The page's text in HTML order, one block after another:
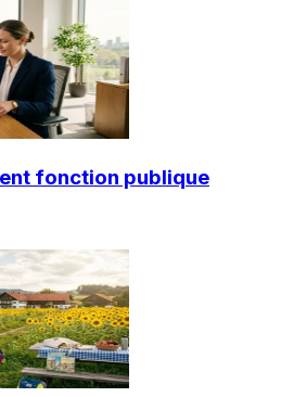
fonction publique